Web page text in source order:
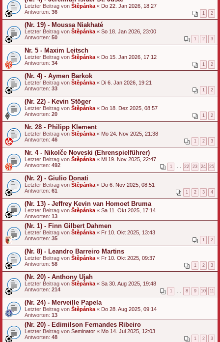
Letzter Beitrag von Štěpánka « Do 22. Jan 2026, 18:27
Antworten: 36 1 2
(Nr. 19) - Moussa Niakhaté
Letzter Beitrag von Štěpánka « So 18. Jan 2026, 23:00
Antworten: 50 1 2 3
Nr. 5 - Maxim Leitsch
Letzter Beitrag von Štěpánka « Do 15. Jan 2026, 17:12
Antworten: 34 1 2
(Nr. 4) - Aymen Barkok
Letzter Beitrag von Štěpánka « Di 6. Jan 2026, 19:21
Antworten: 33 1 2
(Nr. 22) - Kevin Stöger
Letzter Beitrag von Štěpánka « Do 18. Dez 2025, 08:57
Antworten: 20 1 2
Nr. 28 - Philipp Klement
Letzter Beitrag von Štěpánka « Mo 24. Nov 2025, 21:38
Antworten: 46 1 2 3
Nr. 4 - Nikolče Noveski (Ehrenspielführer)
Letzter Beitrag von Štěpánka « Mi 19. Nov 2025, 22:47
Antworten: 492 1 22 23 24 25
(Nr. 2) - Giulio Donati
Letzter Beitrag von Štěpánka « Do 6. Nov 2025, 08:51
Antworten: 61 1 2 3 4
(Nr. 13) - Jeffrey Kevin van Homoet Bruma
Letzter Beitrag von Štěpánka « Sa 11. Okt 2025, 17:14
Antworten: 13
(Nr. 1) - Finn Gilbert Dahmen
Letzter Beitrag von Štěpánka « Fr 10. Okt 2025, 13:43
Antworten: 35 1 2
(Nr. 8) - Leandro Barreiro Martins
Letzter Beitrag von Štěpánka « Fr 10. Okt 2025, 09:37
Antworten: 58 1 2 3
(Nr. 20) - Anthony Ujah
Letzter Beitrag von Štěpánka « Sa 30. Aug 2025, 19:48
Antworten: 214 1 8 9 10 11
(Nr. 24) - Merveille Papela
Letzter Beitrag von Štěpánka « Do 28. Aug 2025, 09:14
Antworten: 13
(Nr. 20) - Edimilson Fernandes Ribeiro
Letzter Beitrag von Seminator « Mo 14. Jul 2025, 12:03
Antworten: 48 1 2 3